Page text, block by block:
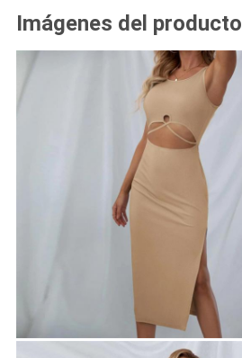
Imágenes del producto